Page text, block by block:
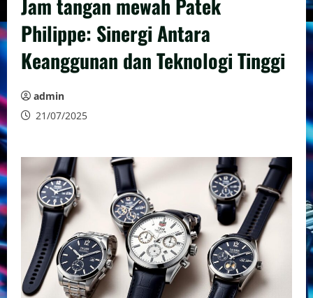
Jam tangan mewah Patek
Philippe: Sinergi Antara
Keanggunan dan Teknologi Tinggi
admin
21/07/2025